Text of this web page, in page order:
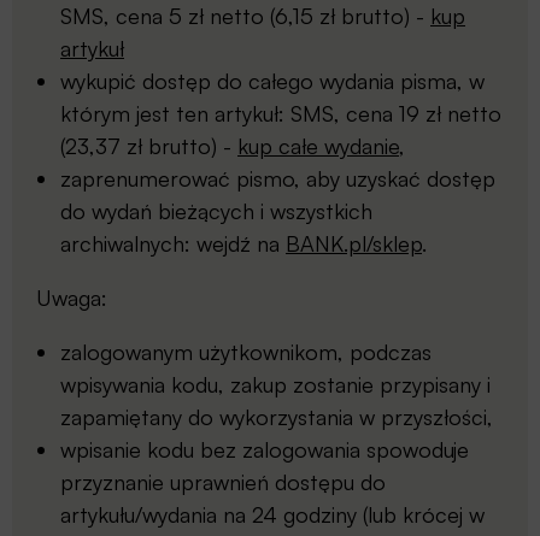
SMS, cena 5 zł netto (6,15 zł brutto) - kup
artykuł
wykupić dostęp do całego wydania pisma, w
którym jest ten artykuł: SMS, cena 19 zł netto
(23,37 zł brutto) - kup całe wydanie,
zaprenumerować pismo, aby uzyskać dostęp
do wydań bieżących i wszystkich
archiwalnych: wejdź na BANK.pl/sklep.
Uwaga:
zalogowanym użytkownikom, podczas
wpisywania kodu, zakup zostanie przypisany i
zapamiętany do wykorzystania w przyszłości,
wpisanie kodu bez zalogowania spowoduje
przyznanie uprawnień dostępu do
artykułu/wydania na 24 godziny (lub krócej w